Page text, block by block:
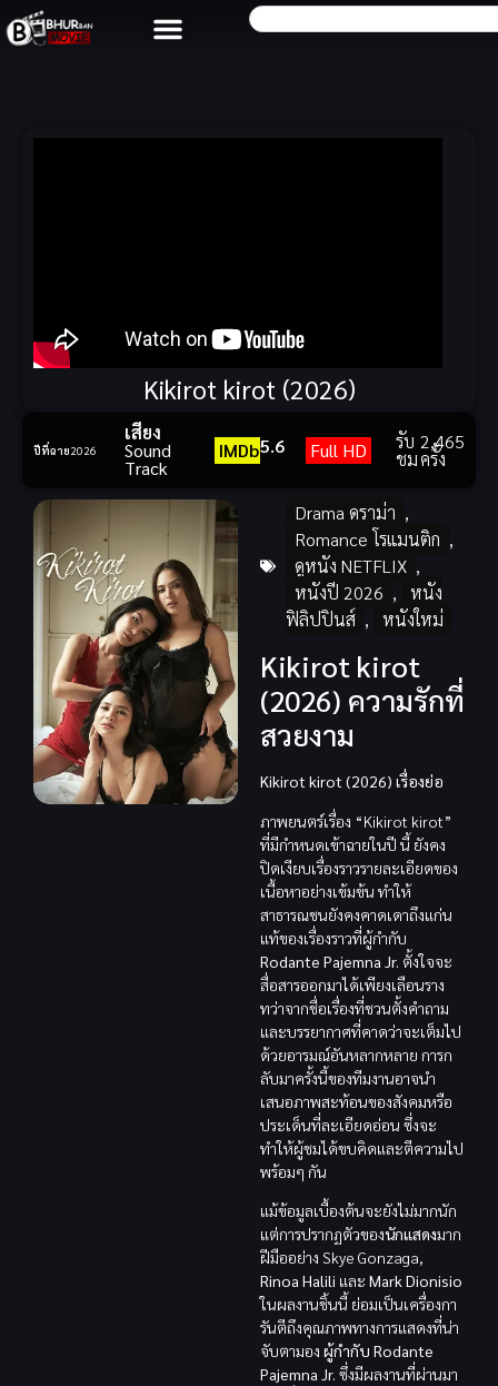
Kikirot kirot (2026)
ปีที่ฉาย2026
เสียง
Sound
Track
IMDb5.6 Full HD รับ
ชม
2,465
ครั้ง
Drama ดราม่า ,
Romance โรแมนติก ,
ดูหนัง NETFLIX ,
หนังปี 2026 ,
หนัง
ฟิลิปปินส์ , หนังใหม่
Kikirot kirot
(2026) ความรักที่
สวยงาม
Kikirot kirot (2026) เรื่องย่อ
ภาพยนตร์เรื่อง “Kikirot kirot”
ที่มีกำหนดเข้าฉายในปี นี้ ยังคง
ปิดเงียบเรื่องราวรายละเอียดของ
เนื้อหาอย่างเข้มข้น ทำให้
สาธารณชนยังคงคาดเดาถึงแก่น
แท้ของเรื่องราวที่ผู้กำกับ
Rodante Pajemna Jr. ตั้งใจจะ
สื่อสารออกมาได้เพียงเลือนราง
ทว่าจากชื่อเรื่องที่ชวนตั้งคำถาม
และบรรยากาศที่คาดว่าจะเต็มไป
ด้วยอารมณ์อันหลากหลาย การก
ลับมาครั้งนี้ของทีมงานอาจนำ
เสนอภาพสะท้อนของสังคมหรือ
ประเด็นที่ละเอียดอ่อน ซึ่งจะ
ทำให้ผู้ชมได้ขบคิดและตีความไป
พร้อมๆ กัน
แม้ข้อมูลเบื้องต้นจะยังไม่มากนัก
แต่การปรากฏตัวของนักแสดงมาก
ฝีมืออย่าง Skye Gonzaga,
Rinoa Halili และ Mark Dionisio
ในผลงานชิ้นนี้ ย่อมเป็นเครื่องกา
รันตีถึงคุณภาพทางการแสดงที่น่า
จับตามอง ผู้กำกับ Rodante
Pajemna Jr. ซึ่งมีผลงานที่ผ่านมา